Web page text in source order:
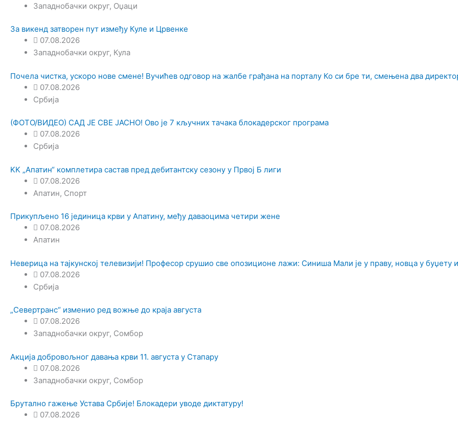
Западнобачки округ, Оџаци
За викенд затворен пут између Куле и Црвенке
07.08.2026
Западнобачки округ, Кула
Почела чистка, ускоро нове смене! Вучићев одговор на жалбе грађана на порталу Ко си бре ти, смењена два
07.08.2026
Србија
(ФОТО/ВИДЕО) САД ЈЕ СВЕ ЈАСНО! Ово је 7 кључних тачака блокадерског програма
07.08.2026
Србија
KK „Апатин“ комплетира састав пред дебитантску сезону у Првој Б лиги
07.08.2026
Апатин, Спорт
Прикупљено 16 јединица крви у Апатину, међу даваоцима четири жене
07.08.2026
Апатин
Неверица на тајкунској телевизији! Професор срушио све опозиционе лажи: Синиша Мали је у праву, новца у
07.08.2026
Србија
„Севертранс“ изменио ред вожње до краја августа
07.08.2026
Западнобачки округ, Сомбор
Акција добровољног давања крви 11. августа у Стапару
07.08.2026
Западнобачки округ, Сомбор
Брутално гажење Устава Србије! Блокадери уводе диктатуру!
07.08.2026